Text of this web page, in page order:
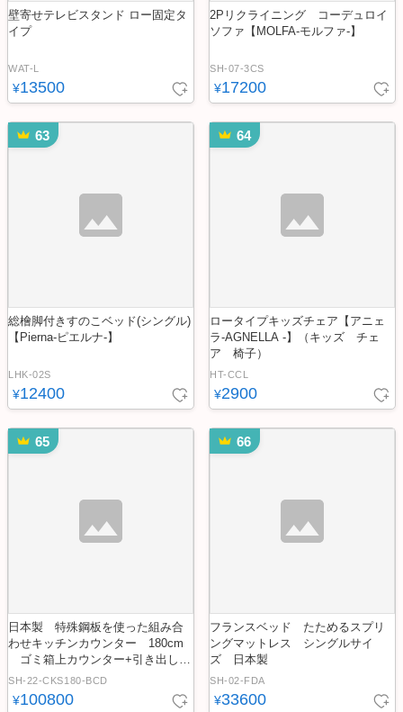
壁寄せテレビスタンド ロー固定タ
イプ
WAT-L
¥13500
2Pリクライニング コーデュロイ
ソファ【MOLFA-モルファ-】
SH-07-3CS
¥17200
63
総檜脚付きすのこベッド(シングル)
【Pierna-ピエルナ-】
LHK-02S
¥12400
64
ロータイプキッズチェア【アニェ
ラ-AGNELLA -】（キッズ チェ
ア 椅子）
HT-CCL
¥2900
65
日本製 特殊鋼板を使った組み合
わせキッチンカウンター 180cm
ゴミ箱上カウンター+引き出し収
納+扉収納
SH-22-CKS180-BCD
¥100800
66
フランスベッド たためるスプリ
ングマットレス シングルサイ
ズ 日本製
SH-02-FDA
¥33600